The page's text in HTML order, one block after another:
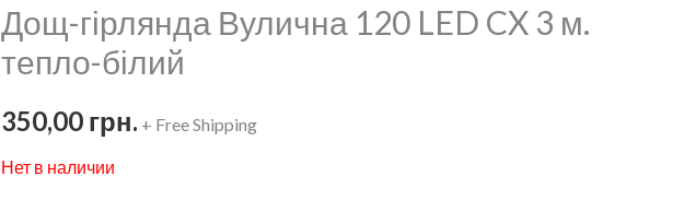
Дощ-гірлянда Вулична 120 LED CX 3 м.
тепло-білий
350,00 грн. + Free Shipping
Нет в наличии